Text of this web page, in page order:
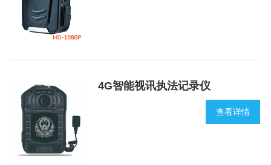
4G智能视讯执法记录仪
查看详情